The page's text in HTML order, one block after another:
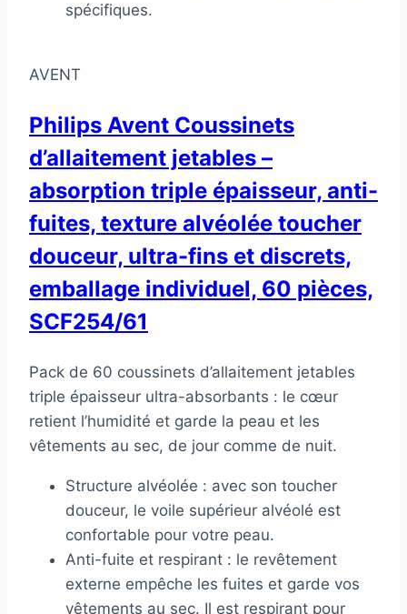
spécifiques.
AVENT
Philips Avent Coussinets
d’allaitement jetables –
absorption triple épaisseur, anti-
fuites, texture alvéolée toucher
douceur, ultra-fins et discrets,
emballage individuel, 60 pièces,
SCF254/61
Pack de 60 coussinets d’allaitement jetables
triple épaisseur ultra-absorbants : le cœur
retient l’humidité et garde la peau et les
vêtements au sec, de jour comme de nuit.
Structure alvéolée : avec son toucher
douceur, le voile supérieur alvéolé est
confortable pour votre peau.
Anti-fuite et respirant : le revêtement
externe empêche les fuites et garde vos
vêtements au sec. Il est respirant pour